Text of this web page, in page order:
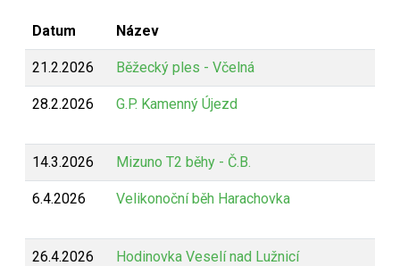
Datum Název
21.2.2026 Běžecký ples - Včelná
28.2.2026 G.P. Kamenný Újezd
14.3.2026 Mizuno T2 běhy - Č.B.
6.4.2026 Velikonoční běh Harachovka
26.4.2026 Hodinovka Veselí nad Lužnicí